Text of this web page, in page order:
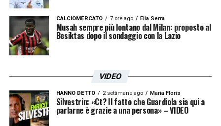
CALCIOMERCATO 7 ore ago Elia Serra
Musah sempre più lontano dal Milan: proposto al
Besiktas dopo il sondaggio con la Lazio
VIDEO
HANNO DETTO 2 settimane ago Maria Floris
Silvestrin: «Ct? Il fatto che Guardiola sia qui a
parlarne è grazie a una persona» – VIDEO